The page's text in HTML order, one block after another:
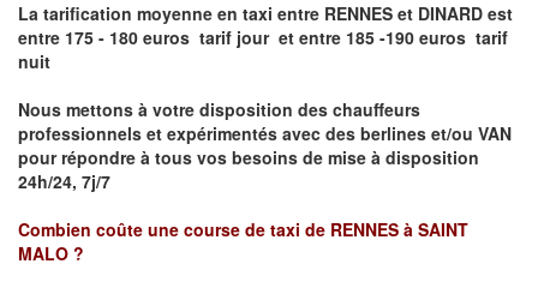
La tarification moyenne en taxi entre RENNES et DINARD est
entre 175 - 180 euros tarif jour et entre 185 -190 euros tarif
nuit
Nous mettons à votre disposition des chauffeurs
professionnels et expérimentés avec des berlines et/ou VAN
pour répondre à tous vos besoins de mise à disposition
24h/24, 7j/7
Combien coûte une course de taxi de RENNES à SAINT
MALO ?